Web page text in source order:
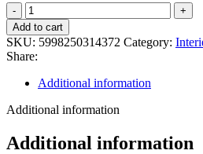
Neville
-
Nástenné
svietidlá
quantity
Add to cart
SKU: 5998250314372 Category:
Share:
Additional information
Additional information
Additional information